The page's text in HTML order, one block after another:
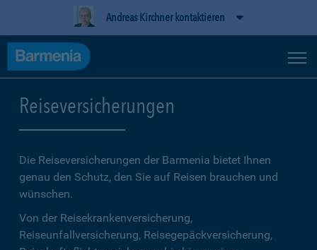
Andreas Kirchner kontaktieren
Reiseversicherungen
Die Reiseversicherungen der Barmenia bietet Ihnen
genau den Schutz, den Sie auf Reisen brauchen und
wünschen.
Von der Reisekrankenversicherung,
Reiseunfallversicherung, Reisegepäckversicherung,